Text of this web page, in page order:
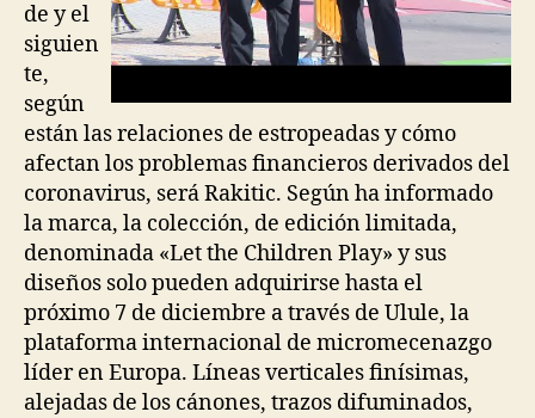
de y el
siguien
te,
según
están las relaciones de estropeadas y cómo
afectan los problemas financieros derivados del
coronavirus, será Rakitic. Según ha informado
la marca, la colección, de edición limitada,
denominada «Let the Children Play» y sus
diseños solo pueden adquirirse hasta el
próximo 7 de diciembre a través de Ulule, la
plataforma internacional de micromecenazgo
líder en Europa. Líneas verticales finísimas,
alejadas de los cánones, trazos difuminados,